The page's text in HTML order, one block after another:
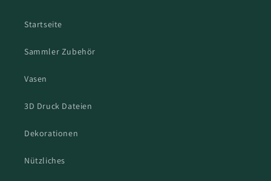
Startseite
Sammler Zubehör
Vasen
3D Druck Dateien
Dekorationen
Nützliches